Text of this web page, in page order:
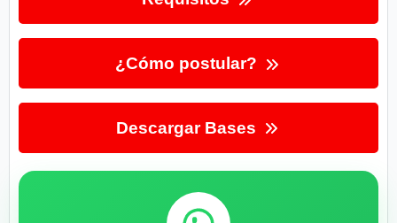
¿Cómo postular?
Descargar Bases